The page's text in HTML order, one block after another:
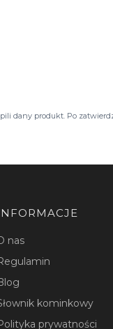
dany produkt. Po
nas
kominkowy
prywatności